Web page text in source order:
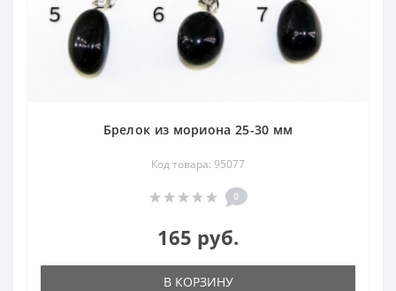
Брелок из мориона 25-30 мм
Код товара: 95077
0
165 руб.
В КОРЗИНУ